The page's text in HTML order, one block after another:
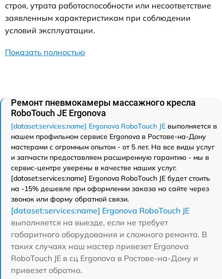
строя, утрата работоспособности или несоответствие
заявленным характеристикам при соблюдении
условий эксплуатации.
Показать полностью
Ремонт пневмокамеры массажного кресла
RoboTouch JE Ergonova
[dataset:services:name] Ergonova RoboTouch JE выполняется в
нашем профильном сервисе Ergonova в Ростове-на-Дону
мастерами с огромным опытом - от 5 лет. На все виды услуг
и запчасти предоставляем расширенную гарантию - мы в
сервис-центре уверены в качестве наших услуг.
[dataset:services:name] Ergonova RoboTouch JE будет стоить
на -15% дешевле при оформлении заказа на сайте через
звонок или форму обратной связи.
[dataset:services:name] Ergonova RoboTouch JE
выполняется на выезде, если не требует
габаритного оборудования и сложного ремонта. В
таких случаях наш мастер привезет Ergonova
RoboTouch JE в сц Ergonova в Ростове-на-Дону и
привезет обратно.